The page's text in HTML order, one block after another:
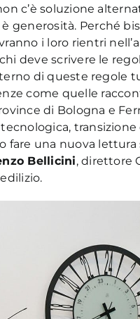
c’è soluzione
generosità. Perché
i loro rientri
deve scrivere le
di queste regole
come quelle
di Bologna e
transizione
fare una nuova
Bellicini, direttore